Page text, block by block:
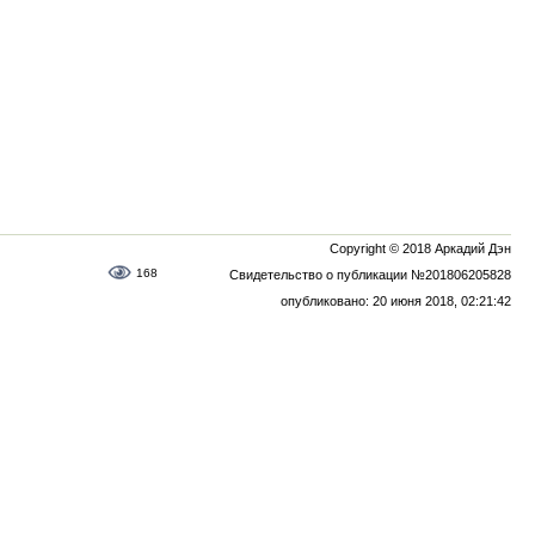
Copyright © 2018 Аркадий Дэн
Свидетельство о публикации №201806205828
опубликовано: 20 июня 2018, 02:21:42
168